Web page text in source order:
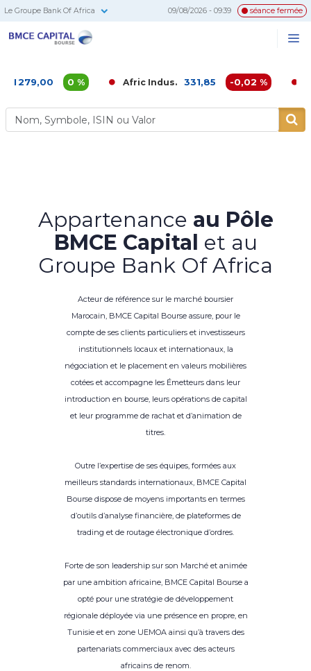
Le Groupe Bank Of Africa 09/08/2026 - 09:39 séance fermée
0 % Afric Indus. 331,85 -0,02 % Afriquia
Appartenance au Pôle
BMCE Capital et au
Groupe Bank Of Africa
Acteur de référence sur le marché boursier
Marocain, BMCE Capital Bourse assure, pour le
compte de ses clients particuliers et investisseurs
institutionnels locaux et internationaux, la
négociation et le placement en valeurs mobilières
cotées et accompagne les Émetteurs dans leur
introduction en bourse, leurs opérations de capital
et leur programme de rachat et d’animation de
titres.
Outre l’expertise de ses équipes, formées aux
meilleurs standards internationaux, BMCE Capital
Bourse dispose de moyens importants en termes
d’outils d’analyse financière, de plateformes de
trading et de routage électronique d’ordres.
Forte de son leadership sur son Marché et animée
par une ambition africaine, BMCE Capital Bourse a
opté pour une stratégie de développement
régionale déployée via une présence en propre, en
Tunisie et en zone UEMOA ainsi qu’à travers des
partenariats commerciaux avec des acteurs
africains de renom.